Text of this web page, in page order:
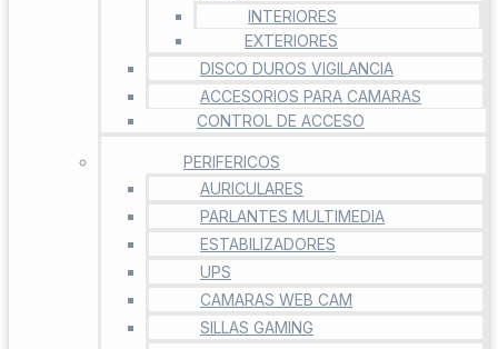
INTERIORES
EXTERIORES
DISCO DUROS VIGILANCIA
ACCESORIOS PARA CAMARAS
CONTROL DE ACCESO
PERIFERICOS
AURICULARES
PARLANTES MULTIMEDIA
ESTABILIZADORES
UPS
CAMARAS WEB CAM
SILLAS GAMING